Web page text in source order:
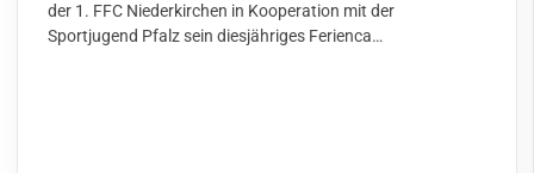
der 1. FFC Niederkirchen in Kooperation mit der
Sportjugend Pfalz sein diesjähriges Ferienca…